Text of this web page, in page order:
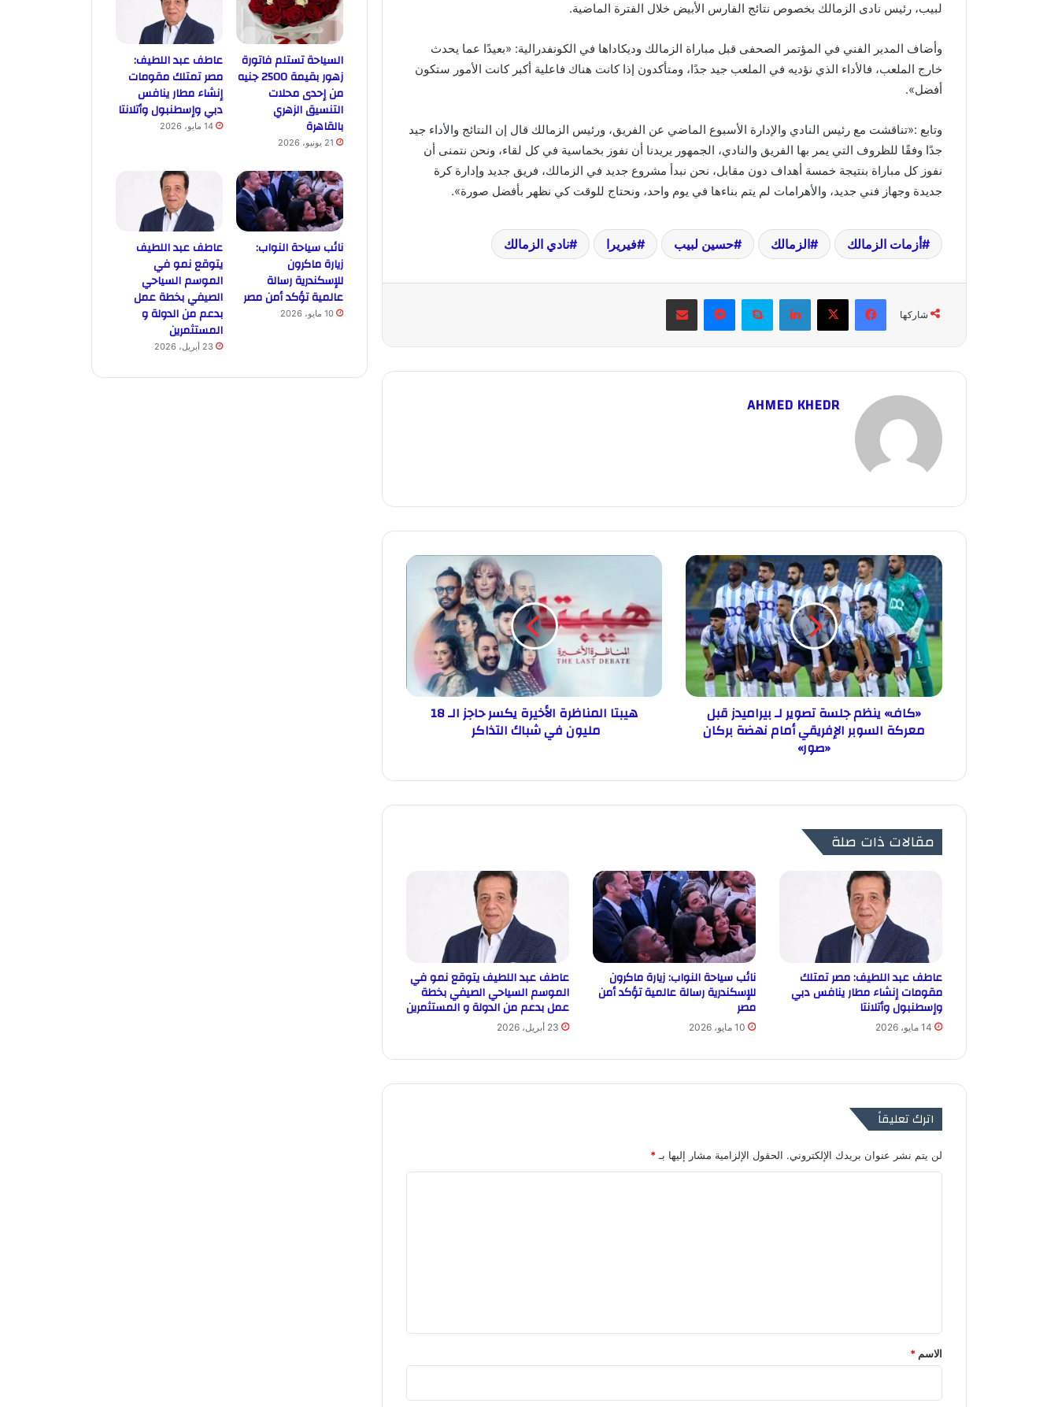
لبيب، رئيس نادى الزمالك بخصوص نتائج الفارس الأبيض خلال الفترة الماضية.
وأضاف المدير الفني في المؤتمر الصحفى قبل مباراة الزمالك وديكاداها في الكونفدرالية: «بعيدًا عما يحدث
خارج الملعب، فالأداء الذي نؤديه في الملعب جيد جدًا، ومتأكدون إذا كانت هناك فاعلية أكبر كانت الأمور ستكون
أفضل».
وتابع :«تناقشت مع رئيس النادي والإدارة الأسبوع الماضي عن الفريق، ورئيس الزمالك قال إن النتائج والأداء جيد
جدًا وفقًا للظروف التي يمر بها الفريق والنادي، الجمهور يريدنا أن نفوز بخماسية في كل لقاء، ونحن نتمنى أن
نفوز كل مباراة بنتيجة خمسة أهداف دون مقابل، نحن نبدأ مشروع جديد في الزمالك، فريق جديد وإدارة كرة
جديدة وجهاز فني جديد، والأهرامات لم يتم بناءها في يوم واحد، ونحتاج للوقت كي نظهر بأفضل صورة».
أزمات الزمالك الزمالك حسين لبيب فيريرا نادي الزمالك
شاركها
فيسبوك X لينكدإن سكايب ماسنجر مشاركة عبر البريد
AHMED KHEDR
«كاف» ينظم جلسة تصوير لـ بيراميدز قبل
معركة السوبر الإفريقي أمام نهضة بركان
«صور»
هيبتا المناظرة الأخيرة يكسر حاجز الـ 18
مليون في شباك التذاكر
مقالات ذات صلة
عاطف عبد اللطيف: مصر تمتلك
مقومات إنشاء مطار ينافس دبي
وإسطنبول وأتلانتا
14 مايو، 2026
نائب سياحة النواب: زيارة ماكرون
للإسكندرية رسالة عالمية تؤكد أمن
مصر
10 مايو، 2026
عاطف عبد اللطيف يتوقع نمو في
الموسم السياحي الصيفي بخطة
عمل بدعم من الدولة و المستثمرين
23 أبريل، 2026
اترك تعليقاً
لن يتم نشر عنوان بريدك الإلكتروني. الحقول الإلزامية مشار إليها بـ*
*
الاسم *
السياحة تستلم فاتورة
زهور بقيمة 2500 جنيه
من إحدى محلات
التنسيق الزهري
بالقاهرة
21 يونيو، 2026
عاطف عبد اللطيف:
مصر تمتلك مقومات
إنشاء مطار ينافس
دبي وإسطنبول وأتلانتا
14 مايو، 2026
نائب سياحة النواب:
زيارة ماكرون
للإسكندرية رسالة
عالمية تؤكد أمن مصر
10 مايو، 2026
عاطف عبد اللطيف
يتوقع نمو في
الموسم السياحي
الصيفي بخطة عمل
بدعم من الدولة و
المستثمرين
23 أبريل، 2026